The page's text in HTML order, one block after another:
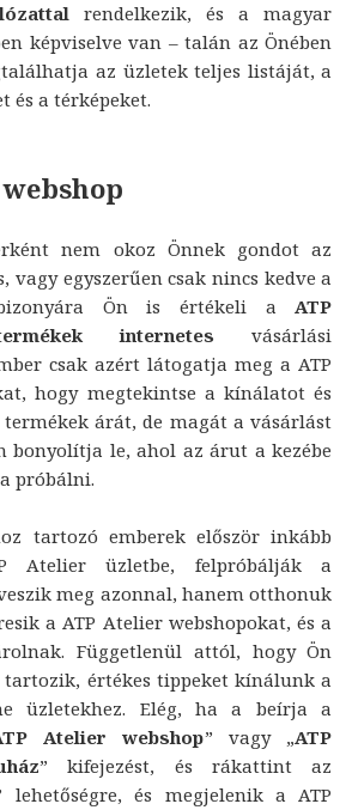
rendelkezik, és a magyar
képviselve van – talán az Önében
az üzletek teljes listáját, a
és a térképeket.
nem okoz Önnek gondot az
vagy egyszerűen csak nincs kedve a
Ön is értékeli aATP
internetes vásárlási
csak azért látogatja meg a ATP
hogy megtekintse a kínálatot és
termékek árát, de magát a vásárlást
bonyolítja le, ahol az árut a kezébe
próbálni.
tartozó emberek először inkább
Atelier üzletbe, felpróbálják a
meg azonnal, hanem otthonuk
a ATP Atelier webshopokat, és a
Függetlenül attól, hogy Ön
értékes tippeket kínálunk a
üzletekhez. Elég, ha a beírja a
Atelier webshop” vagy „ATP
” kifejezést, és rákattint az
lehetőségre, és megjelenik a ATP